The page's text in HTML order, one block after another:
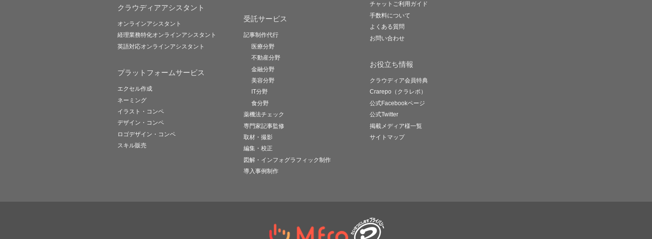
クラウディアアシスタント
オンラインアシスタント
経理業務特化オンラインアシスタント
英語対応オンラインアシスタント
プラットフォームサービス
エクセル作成
ネーミング
イラスト・コンペ
デザイン・コンペ
ロゴデザイン・コンペ
スキル販売
受託サービス
記事制作代行
医療分野
不動産分野
金融分野
美容分野
IT分野
食分野
薬機法チェック
専門家記事監修
取材・撮影
編集・校正
図解・インフォグラフィック制作
導入事例制作
チャットご利用ガイド
手数料について
よくある質問
お問い合わせ
お役立ち情報
クラウディア会員特典
Crarepo（クラレポ）
公式Facebookページ
公式Twitter
掲載メディア様一覧
サイトマップ